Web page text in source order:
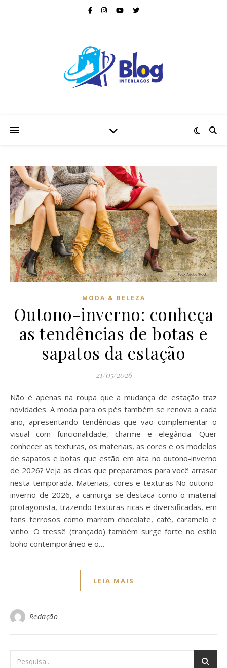
MODA & BELEZA
Outono-inverno: conheça
as tendências de botas e
sapatos da estação
21/05/2026
Não é apenas na roupa que a mudança de estação traz
novidades. A moda para os pés também se renova a cada
ano, apresentando tendências que vão complementar o
visual com funcionalidade, charme e elegância. Quer
conhecer as texturas, os materiais, as cores e os modelos
de sapatos e botas que estão em alta no outono-inverno
de 2026? Veja as dicas que preparamos para você arrasar
nesta temporada. Materiais, cores e texturas No outono-
inverno de 2026, a camurça se destaca como o material
protagonista, trazendo texturas ricas e diversificadas, em
tons terrosos como marrom chocolate, café, caramelo e
vinho. O tressê (trançado) também surge forte no estilo
boho contemporâneo e o…
LEIA MAIS
Redação